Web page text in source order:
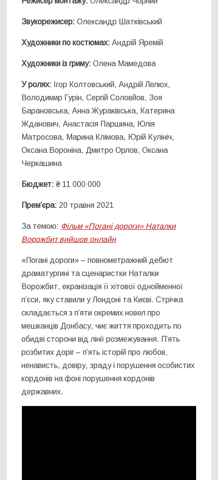
Звукорежисер: Олександр Шатківський
Художники по костюмах: Андрій Яремій
Художники із гриму: Олена Мамедова
У ролях: Ігор Колтовський, Андрій Лелюх,
Володимир Гурін, Сергій Соловйов, Зоя
Барановська, Анна Жураківська, Катерина
Жданович, Анастасія Паршина, Юлія
Матросова, Марина Клімова, Юрій Кулініч,
Оксана Вороніна, Дмитро Орлов, Оксана
Черкашина
Бюджет: ₴ 11 000 000
Прем’єра: 20 травня 2021
За темою: Фільм «Погані дороги» Наталки
Ворожбит вийшов онлайн
«Погані дороги» – повнометражний дебют
драматургині та сценаристки Наталки
Ворожбит, екранізація її хітової однойменної
п’єси, яку ставили у Лондоні та Києві. Стрічка
складається з п’яти окремих новел про
мешканців Донбасу, чиє життя проходить по
обидві сторони від лінії розмежування. П’ять
розбитих доріг – п’ять історій про любов,
ненависть, довіру, зраду і порушення особистих
кордонів на фоні порушення кордонів
державних.